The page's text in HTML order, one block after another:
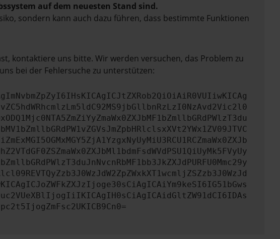
auf dem neuesten Stand sind.
sondern kann auch dazu führen, dass bestimmte Funktionen
kontaktiere uns bitte. Wir werden versuchen, das Problem zu
bei der Fehlersuche zu unterstützen: